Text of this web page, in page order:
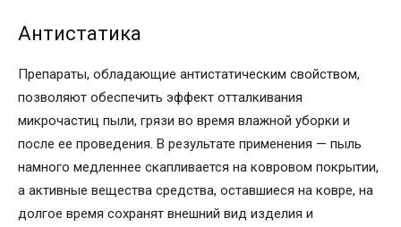
Антистатика
Препараты, обладающие антистатическим свойством,
позволяют обеспечить эффект отталкивания
микрочастиц пыли, грязи во время влажной уборки и
после ее проведения. В результате применения — пыль
намного медленнее скапливается на ковровом покрытии,
а активные вещества средства, оставшиеся на ковре, на
долгое время сохранят внешний вид изделия и